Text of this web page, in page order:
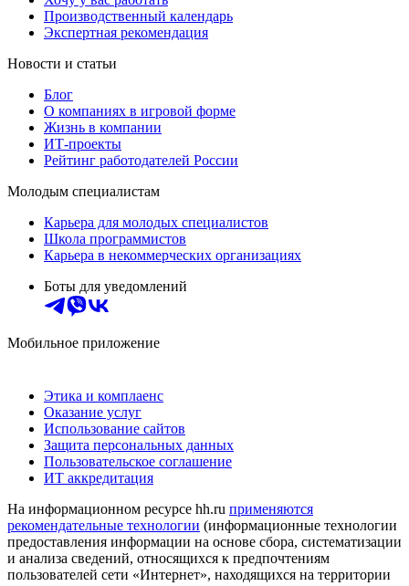
Производственный календарь
Экспертная рекомендация
Новости и статьи
Блог
О компаниях в игровой форме
Жизнь в компании
ИТ-проекты
Рейтинг работодателей России
Молодым специалистам
Карьера для молодых специалистов
Школа программистов
Карьера в некоммерческих организациях
Боты для уведомлений
Мобильное приложение
Этика и комплаенс
Оказание услуг
Использование сайтов
Защита персональных данных
Пользовательское соглашение
ИТ аккредитация
На информационном ресурсе hh.ru применяются
рекомендательные технологии (информационные технологии
предоставления информации на основе сбора, систематизации
и анализа сведений, относящихся к предпочтениям
пользователей сети «Интернет», находящихся на территории